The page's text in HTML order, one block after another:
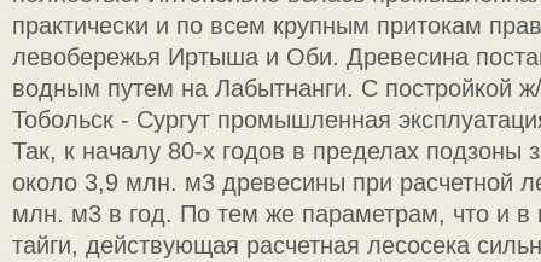
практически и по всем крупным притокам
левобережья Иртыша и Оби. Древесина
водным путем на Лабытнанги. С постройкой
Тобольск - Сургут промышленная
Так, к началу 80-х годов в пределах подзоны
около 3,9 млн. м3 древесины при расчетной
млн. м3 в год. По тем же параметрам, что и в
тайги, действующая расчетная лесосека